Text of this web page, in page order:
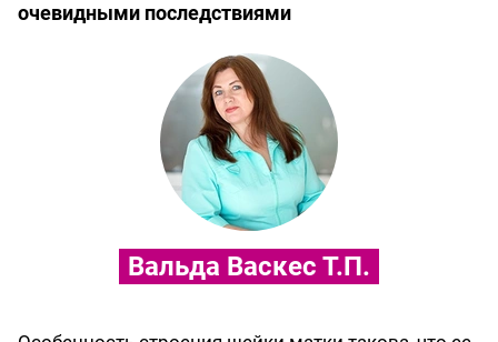
очевидными последствиями
Вальда Васкес Т.П.